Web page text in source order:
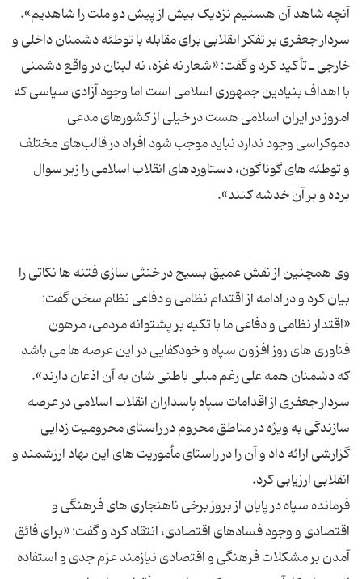
سردار جعفری بر تفکر انقلابی برای مقابله با توطئه دشمنان داخلی و
خارجی ـ تأکید کرد و گفت: «شعار نه غزه، نه لبنان در واقع دشمنی
با اهداف بنیادین جمهوری اسلامی است اما وجود آزادی سیاسی که
امروز در ایران اسلامی هست در خیلی از کشورهای مدعی
دموکراسی وجود ندارد نباید موجب شود افراد در قالب‌های مختلف
و توطئه های گوناگون، دستاوردهای انقلاب اسلامی را زیر سوال
وی همچنین از نقش عمیق بسیج در خنثی سازی فتنه ها نکاتی را
بیان کرد و در ادامه از اقتدام نظامی و دفاعی نظام سخن گفت:
«اقتدار نظامی و دفاعی ما با تکیه بر پشتوانه مردمی، مرهون
فناوری های روز افزون سپاه و خودکفایی در این عرصه ها می باشد
سردار جعفری از اقدامات سپاه پاسداران انقلاب اسلامی در عرصه
سازندگی به ویژه در مناطق محروم در راستای محرومیت زدایی
گزارشی ارائه داد و آن را در راستای مأموریت های این نهاد ارزشمند و
فرمانده سپاه در پایان از بروز برخی ناهنجاری های فرهنگی و
اقتصادی و وجود فسادهای اقتصادی، انتقاد کرد و گفت: «برای فائق
آمدن بر مشکلات فرهنگی و اقتصادی نیازمند عزم جدی و استفاده